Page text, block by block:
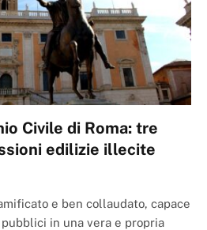
Civile di Roma: tre
edilizie illecite
e ben collaudato, capace
in una vera e propria